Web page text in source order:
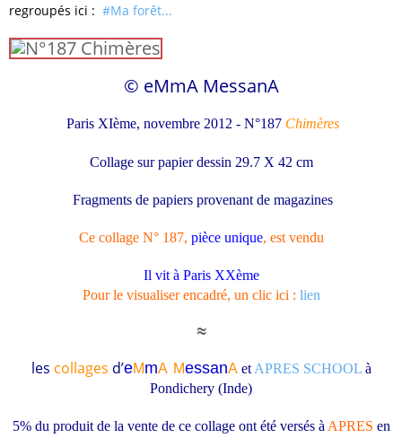
regroupés ici : #Ma forêt...
© eMmA MessanA
Paris XIème, novembre 2012 - N°187 Chimères
Collage sur papier dessin 29.7 X 42 cm
Fragments de papiers provenant de magazines
Ce collage N° 187, pièce unique, est vendu
Il vit à Paris XXème
Pour le visualiser encadré, un clic ici : lien
≈
les collages d’eMmA MessanA et APRES SCHOOL à
Pondichery (Inde)
5% du produit de la vente de ce collage ont été versés à APRES en